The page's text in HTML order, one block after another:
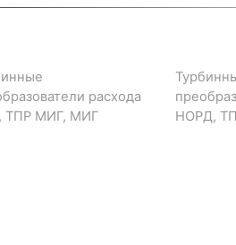
расхода
ТПР МИГ, МИГ
НОРД,